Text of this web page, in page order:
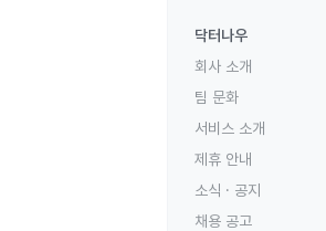
닥터나우
회사 소개
팀 문화
서비스 소개
제휴 안내
소식 · 공지
채용 공고